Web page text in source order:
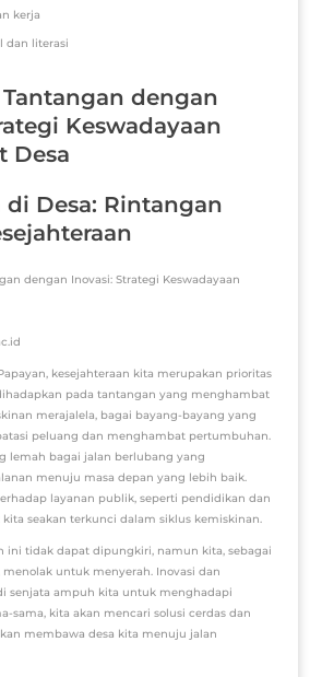
kerja
dan literasi
dengan
Keswadayaan
Desa
di Desa: Rintangan
kesejahteraan kita merupakan prioritas
pada tantangan yang menghambat
merajalela, bagai bayang-bayang yang
peluang dan menghambat pertumbuhan.
lemah bagai jalan berlubang yang
menuju masa depan yang lebih baik.
layanan publik, seperti pendidikan dan
seakan terkunci dalam siklus kemiskinan.
ini tidak dapat dipungkiri, namun kita, sebagai
menolak untuk menyerah. Inovasi dan
senjata ampuh kita untuk menghadapi
sama, kita akan mencari solusi cerdas dan
membawa desa kita menuju jalan